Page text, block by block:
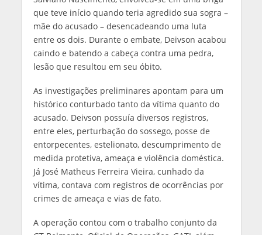
que teve início quando teria agredido sua sogra –
mãe do acusado – desencadeando uma luta
entre os dois. Durante o embate, Deivson acabou
caindo e batendo a cabeça contra uma pedra,
lesão que resultou em seu óbito.
As investigações preliminares apontam para um
histórico conturbado tanto da vítima quanto do
acusado. Deivson possuía diversos registros,
entre eles, perturbação do sossego, posse de
entorpecentes, estelionato, descumprimento de
medida protetiva, ameaça e violência doméstica.
Já José Matheus Ferreira Vieira, cunhado da
vítima, contava com registros de ocorrências por
crimes de ameaça e vias de fato.
A operação contou com o trabalho conjunto da